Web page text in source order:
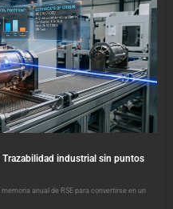
industrial sin puntos
anual de RSE para convertirse en un